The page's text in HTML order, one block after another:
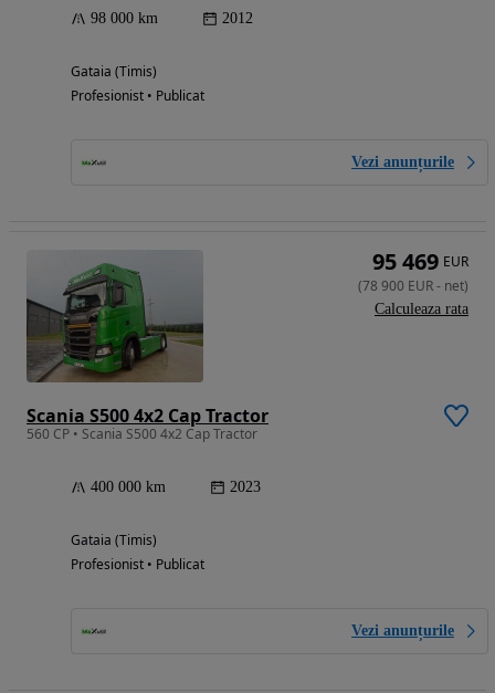
98 000 km 2012
Gataia (Timis)
Profesionist • Publicat
Vezi anunțurile
Scania S500 4x2 Cap Tractor
560 CP • Scania S500 4x2 Cap Tractor
400 000 km 2023
Gataia (Timis)
Profesionist • Publicat
Vezi anunțurile
95 469 EUR
(78 900 EUR- net)
Calculeaza rata